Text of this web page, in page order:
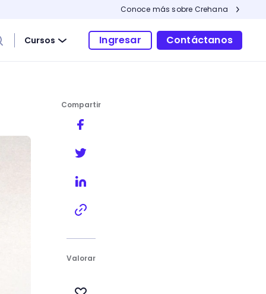
Conoce más sobre Crehana
Cursos Ingresar Contáctanos
Compartir
Valorar